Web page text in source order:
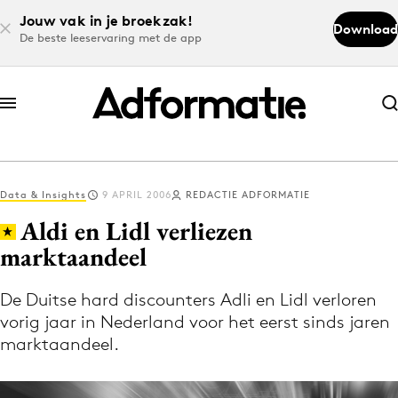
Jouw vak in je broekzak!
De beste leeservaring met de app
Download
Abonneer nu
Abonneer nu
Log in
Volg het laatste nieuws via de Adformatie
Nieuws app
Data & Insights 9 APRIL 2006 REDACTIE ADFORMATIE
Aldi en Lidl verliezen
marktaandeel
De Duitse hard discounters Adli en Lidl verloren
vorig jaar in Nederland voor het eerst sinds jaren
marktaandeel.